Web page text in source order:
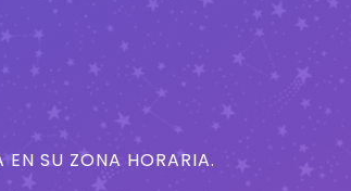
EN SU ZONA HORARIA.